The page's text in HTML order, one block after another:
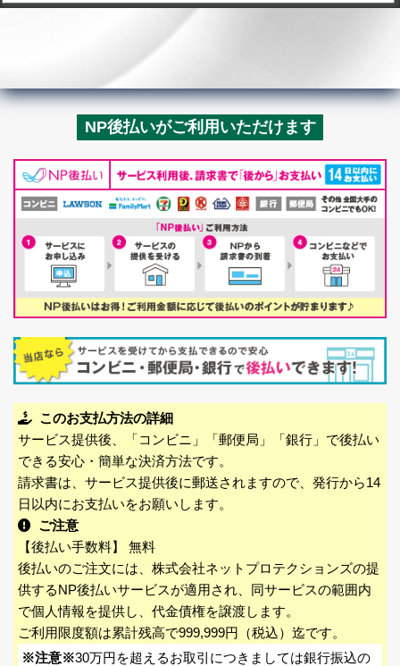
NP後払いがご利用いただけます
このお支払方法の詳細
サービス提供後、「コンビニ」「郵便局」「銀行」で後払い
できる安心・簡単な決済方法です。
請求書は、サービス提供後に郵送されますので、発行から14
日以内にお支払いをお願いします。
ご注意
【後払い手数料】 無料
後払いのご注文には、株式会社ネットプロテクションズの提
供するNP後払いサービスが適用され、同サービスの範囲内
で個人情報を提供し、代金債権を譲渡します。
ご利用限度額は累計残高で999,999円（税込）迄です。
※注意※30万円を超えるお取引につきましては銀行振込の